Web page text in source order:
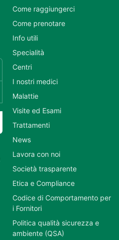
Come raggiungerci
Come prenotare
Info utili
Specialità
Centri
I nostri medici
Malattie
Visite ed Esami
Trattamenti
News
Lavora con noi
Società trasparente
Etica e Compliance
Codice di Comportamento per
i Fornitori
Politica qualità sicurezza e
ambiente (QSA)